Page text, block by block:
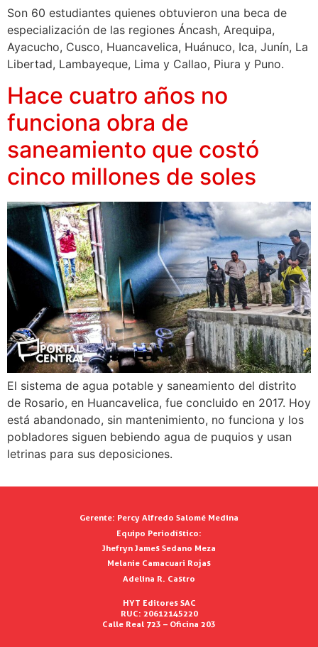
Son 60 estudiantes quienes obtuvieron una beca de
especialización de las regiones Áncash, Arequipa,
Ayacucho, Cusco, Huancavelica, Huánuco, Ica, Junín, La
Libertad, Lambayeque, Lima y Callao, Piura y Puno.
Hace cuatro años no
funciona obra de
saneamiento que costó
cinco millones de soles
El sistema de agua potable y saneamiento del distrito
de Rosario, en Huancavelica, fue concluido en 2017. Hoy
está abandonado, sin mantenimiento, no funciona y los
pobladores siguen bebiendo agua de puquios y usan
letrinas para sus deposiciones.
Gerente: Percy Alfredo Salomé Medina
Equipo Periodístico:
Jhefryn James Sedano Meza
Melanie Camacuari Rojas
Adelina R. Castro
HYT Editores SAC
RUC: 20612145220
Calle Real 723 – Oficina 203